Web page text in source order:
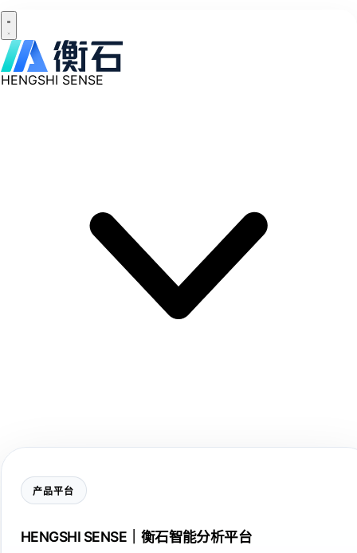
HENGSHI SENSE
产品平台
HENGSHI SENSE｜衡石智能分析平台